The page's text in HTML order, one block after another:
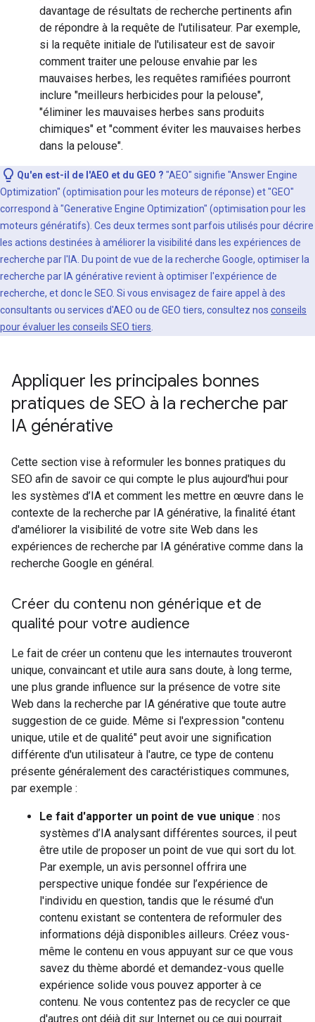
davantage de résultats de recherche pertinents afin
de répondre à la requête de l'utilisateur. Par exemple,
si la requête initiale de l'utilisateur est de savoir
comment traiter une pelouse envahie par les
mauvaises herbes, les requêtes ramifiées pourront
inclure "meilleurs herbicides pour la pelouse",
"éliminer les mauvaises herbes sans produits
chimiques" et "comment éviter les mauvaises herbes
dans la pelouse".
Qu'en est-il de l'AEO et du GEO ? "AEO" signifie "Answer Engine
Optimization" (optimisation pour les moteurs de réponse) et "GEO"
correspond à "Generative Engine Optimization" (optimisation pour les
moteurs génératifs). Ces deux termes sont parfois utilisés pour décrire
les actions destinées à améliorer la visibilité dans les expériences de
recherche par l'IA. Du point de vue de la recherche Google, optimiser la
recherche par IA générative revient à optimiser l'expérience de
recherche, et donc le SEO. Si vous envisagez de faire appel à des
consultants ou services d'AEO ou de GEO tiers, consultez nos conseils
pour évaluer les conseils SEO tiers
Appliquer les principales bonnes
pratiques de SEO à la recherche par
IA générative
Cette section vise à reformuler les bonnes pratiques du
SEO afin de savoir ce qui compte le plus aujourd'hui pour
les systèmes d’IA et comment les mettre en œuvre dans le
contexte de la recherche par IA générative, la finalité étant
d'améliorer la visibilité de votre site Web dans les
expériences de recherche par IA générative comme dans la
recherche Google en général.
Créer du contenu non générique et de
qualité pour votre audience
Le fait de créer un contenu que les internautes trouveront
unique, convaincant et utile aura sans doute, à long terme,
une plus grande influence sur la présence de votre site
Web dans la recherche par IA générative que toute autre
suggestion de ce guide. Même si l'expression "contenu
unique, utile et de qualité" peut avoir une signification
différente d'un utilisateur à l'autre, ce type de contenu
présente généralement des caractéristiques communes,
par exemple :
Le fait d'apporter un point de vue unique : nos
systèmes d’IA analysant différentes sources, il peut
être utile de proposer un point de vue qui sort du lot.
Par exemple, un avis personnel offrira une
perspective unique fondée sur l’expérience de
l'individu en question, tandis que le résumé d'un
contenu existant se contentera de reformuler des
informations déjà disponibles ailleurs. Créez vous-
même le contenu en vous appuyant sur ce que vous
savez du thème abordé et demandez-vous quelle
expérience solide vous pouvez apporter à ce
contenu. Ne vous contentez pas de recycler ce que
d'autres ont déjà dit sur Internet ou ce qui pourrait